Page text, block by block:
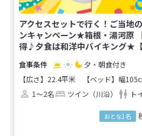
アクセスセットで行く！ご当地
ンキャンペーン★箱根・湯河原
得♪夕食は和洋中バイキング★
夕・朝食付き
【広さ】22.4平米
【ベッド】幅
1～2名
ツイン（川沿） ト
おとな1名